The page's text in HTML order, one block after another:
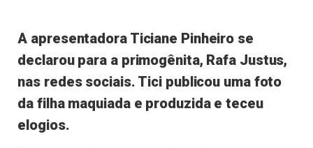
A apresentadora Ticiane Pinheiro se
declarou para a primogênita, Rafa Justus,
nas redes sociais. Tici publicou uma foto
da filha maquiada e produzida e teceu
elogios.